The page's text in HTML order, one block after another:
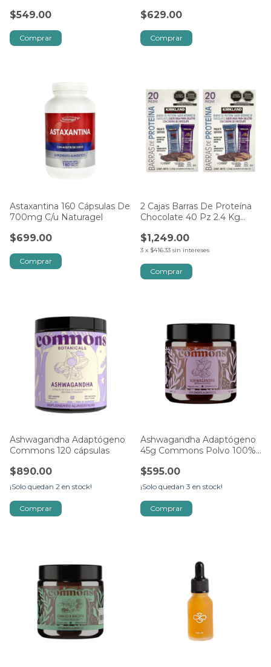
$549.00 $629.00
Comprar
Astaxantina 160 Cápsulas De
700mg C/u Naturagel
$699.00
Comprar
2 Cajas Barras De Proteína
Chocolate 40 Pz 2.4 Kg
$1,249.00
3 x $416.33 sin intereses
Comprar
Ashwagandha Adaptógeno
Commons 120 cápsulas
$890.00
¡Solo quedan 2 en stock!
Ashwagandha Adaptógeno
45g Commons Polvo 100%
$595.00
¡Solo quedan 3 en stock!